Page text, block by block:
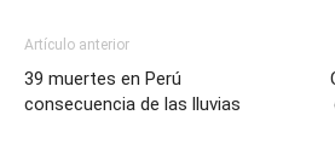
Artículo anterior
39 muertes en Perú
consecuencia de las lluvias